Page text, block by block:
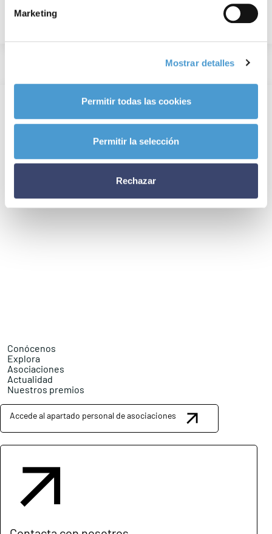
Marketing
Mostrar detalles
Permitir todas las cookies
Permitir la selección
Rechazar
Conócenos
Explora
Asociaciones
Actualidad
Nuestros premios
Accede al apartado personal de asociaciones